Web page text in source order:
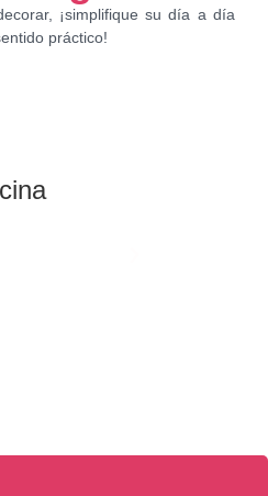
¡simplifique su día a día
práctico!
de conserva